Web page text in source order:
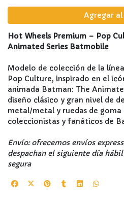
Agregar
Hot Wheels Premium – Pop
Animated Series Batmobile
Modelo de colección de la
Pop Culture, inspirado en el
animada Batman: The
diseño clásico y gran nivel de
metal/metal y ruedas de goma
coleccionistas y fanáticos de
Envío: ofrecemos envíos
despachan el siguiente día
segura